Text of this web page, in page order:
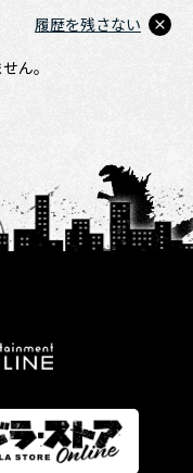
ん。
履歴を残さない